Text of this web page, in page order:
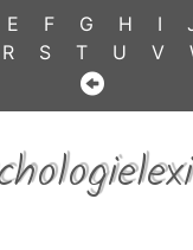
E F G H I
R S T U V